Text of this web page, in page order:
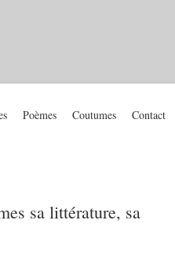
sa littérature, sa
Poèmes Coutumes Contact